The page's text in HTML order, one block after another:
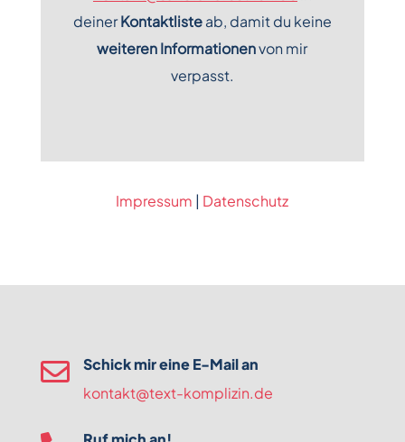
deinerKontaktlisteab, damit du keine
weiteren Informationenvon mir
verpasst.
Impressum | Datenschutz

Schick mir eine E-Mail an
kontakt@text-komplizin.de